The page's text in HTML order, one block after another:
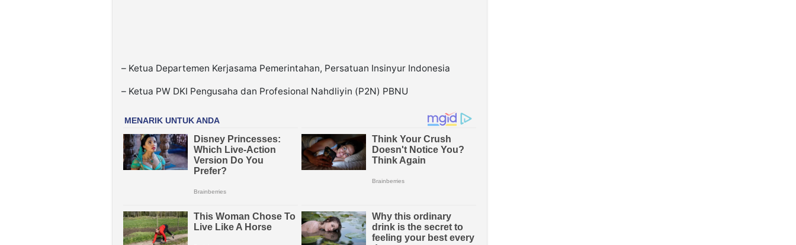
– Ketua Departemen Kerjasama Pemerintahan, Persatuan Insinyur Indonesia
– Ketua PW DKI Pengusaha dan Profesional Nahdliyin (P2N) PBNU